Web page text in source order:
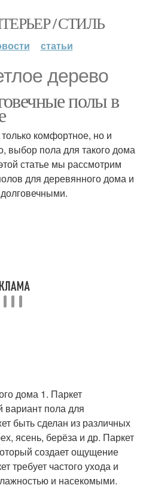
/ СТИЛЬ
статьи
дерево
полы в
комфортное, но и
выбор пола для такого дома
статье мы рассмотрим
для деревянного дома и
дома 1. Паркет
вариант пола для
быть сделан из различных
ясень, берёза и др. Паркет
создает ощущение
требует частого ухода и
и насекомыми.